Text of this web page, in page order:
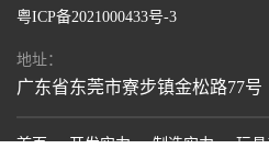
粤ICP备2021000433号-3
地址：
广东省东莞市寮步镇金松路77号
首页 开发实力 制造实力 玩